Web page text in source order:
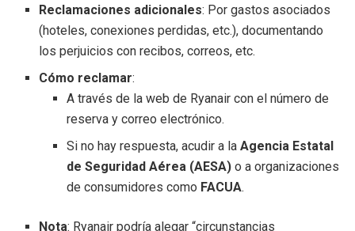
Reclamaciones adicionales: Por gastos asociados
(hoteles, conexiones perdidas, etc.), documentando
los perjuicios con recibos, correos, etc.
Cómo reclamar:
A través de la web de Ryanair con el número de
reserva y correo electrónico.
Si no hay respuesta, acudir a la Agencia Estatal
de Seguridad Aérea (AESA)o a organizaciones
de consumidores como FACUA.
Nota: Ryanair podría alegar “circunstancias